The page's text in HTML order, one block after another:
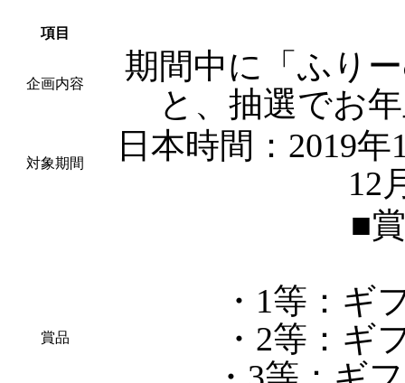
項目
企画内容
期間中に「ふり
と、抽選でお
対象期間
日本時間：2019
12
賞品
■
・1等：ギ
・2等：ギ